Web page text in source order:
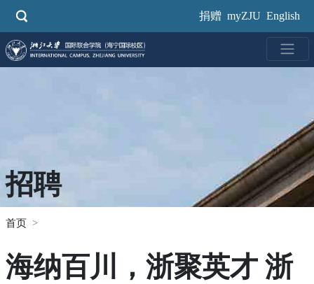
捐赠 myZJU English
招聘
首页
海纳百川，浙聚英才 浙